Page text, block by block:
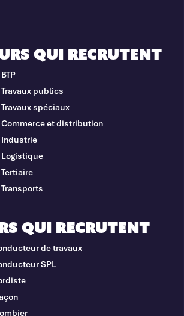
qui recrutent
de travaux
SPL
qui recrutent
publics
spéciaux
Commerce et distribution
Industrie
Logistique